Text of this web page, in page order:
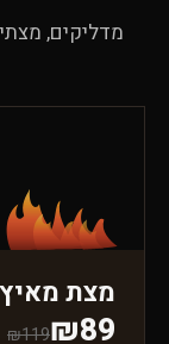
מדליקים,
מצת מאיץ
₪89
₪119